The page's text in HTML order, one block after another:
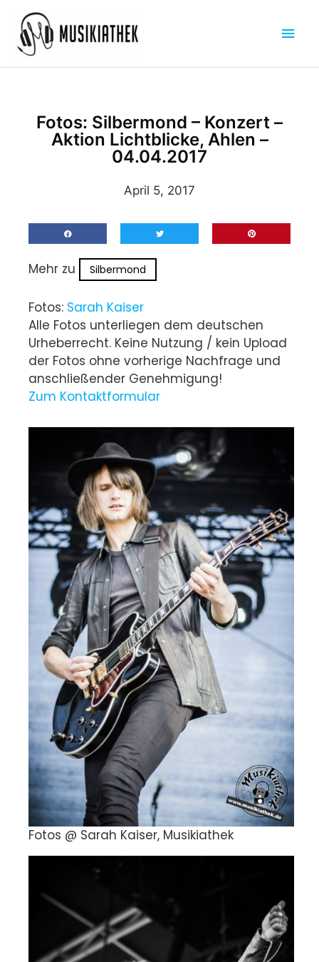
Inhalt
springen
Fotos: Silbermond – Konzert –
Aktion Lichtblicke, Ahlen –
04.04.2017
April 5, 2017
Mehr zu Silbermond
Fotos: Sarah Kaiser
Alle Fotos unterliegen dem deutschen
Urheberrecht. Keine Nutzung / kein Upload
der Fotos ohne vorherige Nachfrage und
anschließender Genehmigung!
Zum Kontaktformular
Fotos @ Sarah Kaiser, Musikiathek